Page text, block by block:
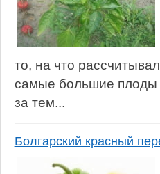
то, на что
самые большие плоды
за тем...
Болгарский красный